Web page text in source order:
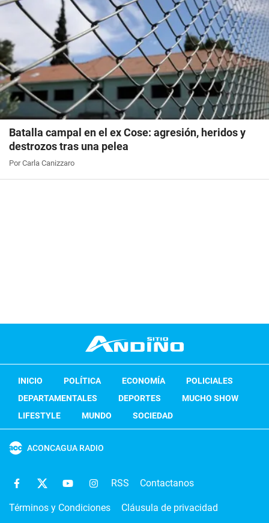
Batalla campal en el ex Cose: agresión, heridos y
destrozos tras una pelea
Por Carla Canizzaro
INICIO POLÍTICA ECONOMÍA
POLICIALES
DEPARTAMENTALES
DEPORTES
MUCHO SHOW
LIFESTYLE
MUNDO SOCIEDAD
ACONCAGUA RADIO
RSS Contactanos
Términos y Condiciones Cláusula de privacidad